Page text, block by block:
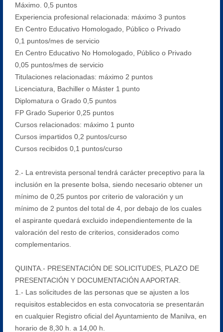
Máximo. 0,5 puntos
Experiencia profesional relacionada: máximo 3 puntos
En Centro Educativo Homologado, Público o Privado
0,1 puntos/mes de servicio
En Centro Educativo No Homologado, Público o Privado
0,05 puntos/mes de servicio
Titulaciones relacionadas: máximo 2 puntos
Licenciatura, Bachiller o Máster 1 punto
Diplomatura o Grado 0,5 puntos
FP Grado Superior 0,25 puntos
Cursos relacionados: máximo 1 punto
Cursos impartidos 0,2 puntos/curso
Cursos recibidos 0,1 puntos/curso
2.- La entrevista personal tendrá carácter preceptivo para la
inclusión en la presente bolsa, siendo necesario obtener un
mínimo de 0,25 puntos por criterio de valoración y un
mínimo de 2 puntos del total de 4, por debajo de los cuales
el aspirante quedará excluido independientemente de la
valoración del resto de criterios, considerados como
complementarios.
QUINTA.- PRESENTACIÓN DE SOLICITUDES, PLAZO DE
PRESENTACIÓN Y DOCUMENTACIÓN A APORTAR.
1.- Las solicitudes de las personas que se ajusten a los
requisitos establecidos en esta convocatoria se presentarán
en cualquier Registro oficial del Ayuntamiento de Manilva, en
horario de 8,30 h. a 14,00 h.